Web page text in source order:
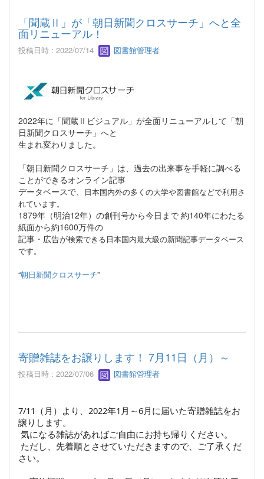
「聞蔵Ⅱ」が「朝日新聞クロスサーチ」へと全
面リニューアル！
投稿日時 : 2022/07/14 図書館管理者
2022年に「聞蔵Ⅱビジュアル」が全面リニューアルして「朝
日新聞クロスサーチ」へと
生まれ変わりました。
「朝日新聞クロスサーチ」は、過去の出来事を手軽に調べる
ことができるオンライン記事
データベースで、
日本国内外の多くの大学や図書館などで利用さ
れています。
1879年（明治12年）の創刊号から今日まで 約140年にわたる
紙面から約1600万件の
記事・広告が検索できる日本国内最大級の新聞記事データベース
です。
“朝日新聞クロスサーチ”
寄贈雑誌をお譲りします！ 7月11日（月）～
投稿日時 : 2022/07/06 図書館管理者
7/11（月）より、2022年1月～6月に届いた寄贈雑誌をお
譲りします。
気になる雑誌があればご自由にお持ち帰りください。
ただし、先着順とさせていただきますので、ご了承くだ
さい。